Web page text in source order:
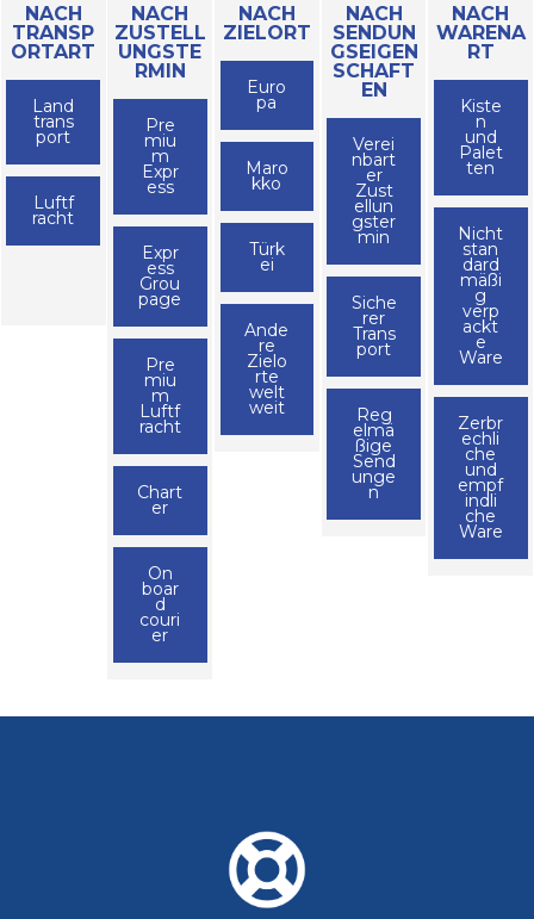
NACH
TRANSP
ORTART
Land
trans
port
Luftf
racht
NACH
ZUSTELL
UNGSTE
RMIN
Pre
miu
m
Expr
ess
Expr
ess
Grou
page
Pre
miu
m
Luftf
racht
Chart
er
On
boar
d
couri
er
NACH
ZIELORT
Euro
pa
Maro
kko
Türk
ei
Ande
re
Zielo
rte
welt
weit
NACH
SENDUN
GSEIGEN
SCHAFT
EN
Verei
nbart
er
Zust
ellun
gster
min
Siche
rer
Trans
port
Reg
elmä
ßige
Send
unge
n
NACH
WARENA
RT
Kiste
n
und
Palet
ten
Nicht
stan
dard
mäßi
g
verp
ackt
e
Ware
Zerbr
echli
che
und
empf
indli
che
Ware